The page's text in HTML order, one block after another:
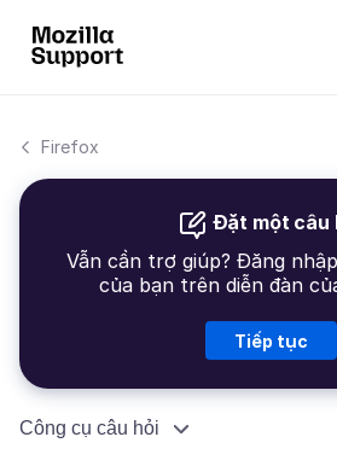
Firefox
Đặt một câu
Vẫn cần trợ giúp? Đăng
của bạn trên diễn đàn
Tiếp tục
Công cụ câu hỏi